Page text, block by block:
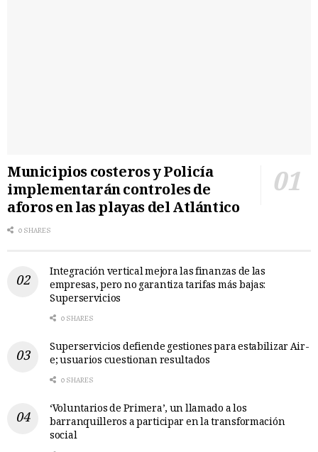
Municipios costeros y Policía
implementarán controles de
aforos en las playas del Atlántico
0 SHARES
Integración vertical mejora las finanzas de las
empresas, pero no garantiza tarifas más bajas:
Superservicios
0 SHARES
Superservicios defiende gestiones para estabilizar Air-
e; usuarios cuestionan resultados
0 SHARES
‘Voluntarios de Primera’, un llamado a los
barranquilleros a participar en la transformación
social